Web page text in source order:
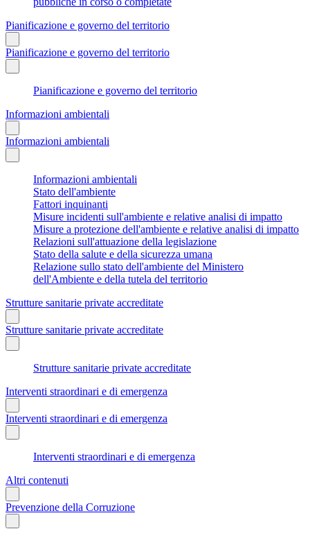
Pianificazione e governo del territorio
Pianificazione e governo del territorio
Pianificazione e governo del territorio
Informazioni ambientali
Informazioni ambientali
Informazioni ambientali
Stato dell'ambiente
Fattori inquinanti
Misure incidenti sull'ambiente e relative analisi di impatto
Misure a protezione dell'ambiente e relative analisi di impatto
Relazioni sull'attuazione della legislazione
Stato della salute e della sicurezza umana
Relazione sullo stato dell'ambiente del Ministero
dell'Ambiente e della tutela del territorio
Strutture sanitarie private accreditate
Strutture sanitarie private accreditate
Strutture sanitarie private accreditate
Interventi straordinari e di emergenza
Interventi straordinari e di emergenza
Interventi straordinari e di emergenza
Altri contenuti
Prevenzione della Corruzione